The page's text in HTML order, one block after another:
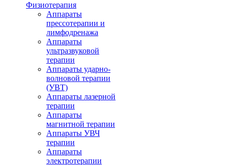
Физиотерапия
Аппараты
прессотерапии и
лимфодренажа
Аппараты
ультразвуковой
терапии
Аппараты ударно-
волновой терапии
(УВТ)
Аппараты лазерной
терапии
Аппараты
магнитной терапии
Аппараты УВЧ
терапии
Аппараты
электротерапии